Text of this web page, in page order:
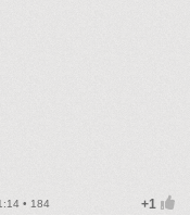
• 184